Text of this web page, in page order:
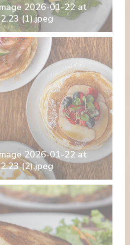
2026-01-22 at
(1).jpeg
2026-01-22 at
(2).jpeg